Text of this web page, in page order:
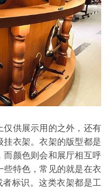
仅供展示用的之外，还有
衣架。衣架的版型都是
而颜色则会和展厅相互呼
些特色，常见的就是在衣
者标识。这类衣架都是工